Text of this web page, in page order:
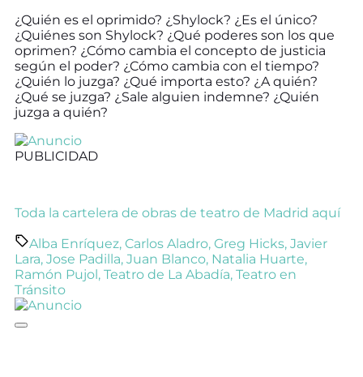
¿Quién es el oprimido? ¿Shylock? ¿Es el único?
¿Quiénes son Shylock? ¿Qué poderes son los que
oprimen? ¿Cómo cambia el concepto de justicia
según el poder? ¿Cómo cambia con el tiempo?
¿Quién lo juzga? ¿Qué importa esto? ¿A quién?
¿Qué se juzga? ¿Sale alguien indemne? ¿Quién
juzga a quién?
PUBLICIDAD
Toda la cartelera de obras de teatro de Madrid aquí
Alba Enríquez, Carlos Aladro, Greg Hicks, Javier
Lara, Jose Padilla, Juan Blanco, Natalia Huarte,
Ramón Pujol, Teatro de La Abadía, Teatro en
Tránsito